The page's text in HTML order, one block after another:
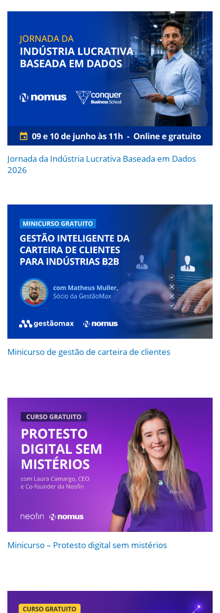
Jornada da Indústria Lucrativa Baseada em Dados
2026
Minicurso de gestão de carteira de clientes
Minicurso – Protesto digital sem mistérios